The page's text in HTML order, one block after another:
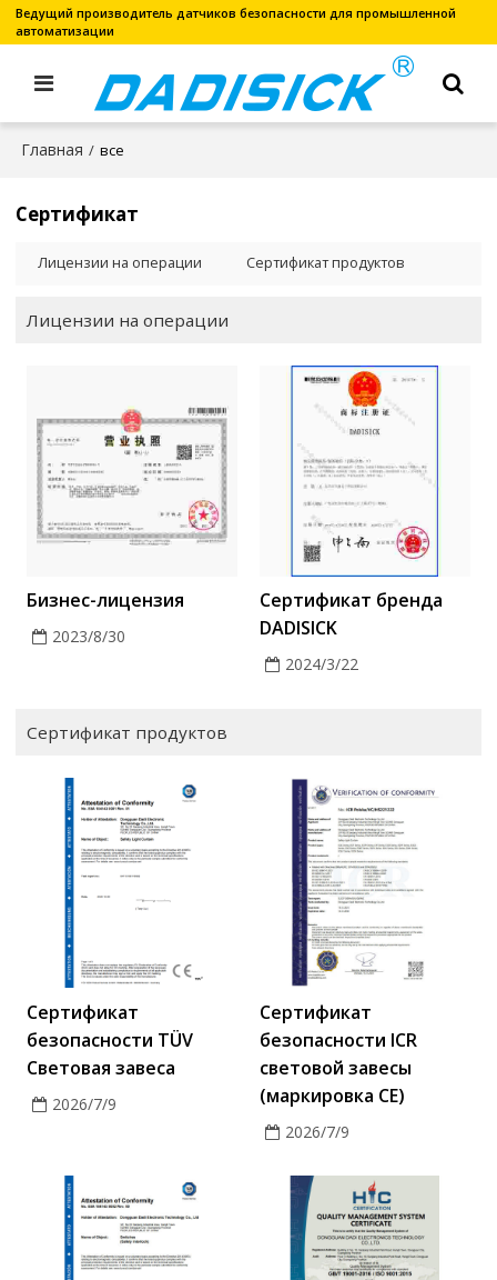
Ведущий производитель датчиков безопасности для промышленной
автоматизации
Главная / все
Сертификат
Лицензии на операции Сертификат продуктов
Лицензии на операции
Бизнес-лицензия
2023/8/30
Сертификат бренда
DADISICK
2024/3/22
Сертификат продуктов
Сертификат
безопасности TÜV
Световая завеса
2026/7/9
Сертификат
безопасности ICR
световой завесы
(маркировка CE)
2026/7/9